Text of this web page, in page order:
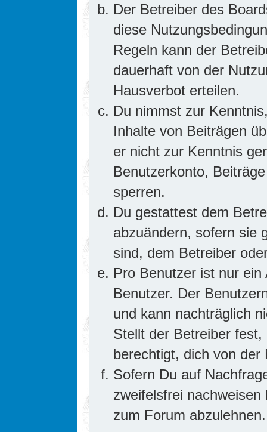
Der Betreiber des
diese
Regeln kann der
dauerhaft von der
Hausverbot erteilen.
Du nimmst zur
Inhalte von Beiträgen
er nicht zur Kenntnis
Benutzerkonto,
sperren.
Du gestattest dem
abzuändern, sofern sie
sind, dem Betreiber
Pro Benutzer ist nur
Benutzer. Der
und kann nachträglich
Stellt der Betreiber
berechtigt, dich von
Sofern Du auf
zweifelsfrei
zum Forum abzulehnen.